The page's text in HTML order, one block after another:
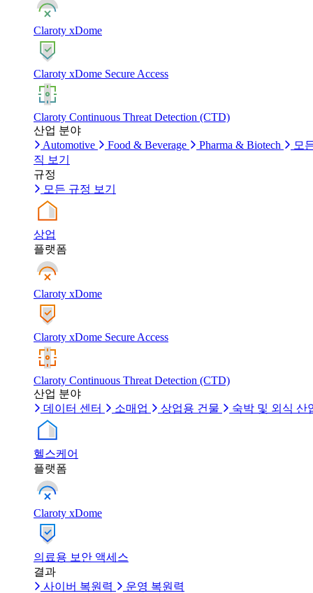
Claroty xDome
Claroty xDome Secure Access
Claroty Continuous Threat Detection (CTD)
산업 분야
Automotive
Food & Beverage Pharma & Biotech
모
직 보기
규정
모든 규정 보기
상업
플랫폼
Claroty xDome
Claroty xDome Secure Access
Claroty Continuous Threat Detection (CTD)
산업 분야
데이터 센터
소매업 상업용 건물 숙박 및 외식 산
헬스케어
플랫폼
Claroty xDome
의료용 보안 액세스
결과
사이버 복원력
운영 복원력